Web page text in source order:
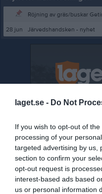
laget.se - Do Not
If you wish to opt-out of
processing of your
targeted advertising by us,
section to confirm your
opt-out request is
interest-based ads based
us or personal information
Röjning av gräs/buskar
28 jun
Järvedshandsken - nyhet